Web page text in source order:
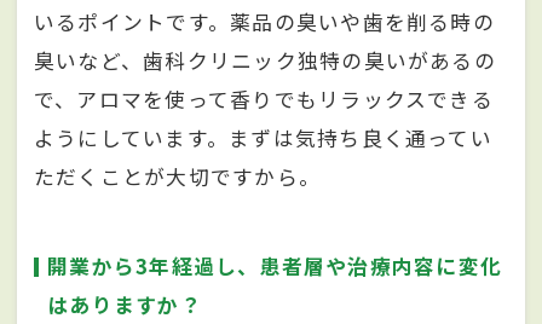
いるポイントです。薬品の臭いや歯を削る時の
臭いなど、歯科クリニック独特の臭いがあるの
で、アロマを使って香りでもリラックスできる
ようにしています。まずは気持ち良く通ってい
ただくことが大切ですから。
開業から3年経過し、患者層や治療内容に変化
はありますか？